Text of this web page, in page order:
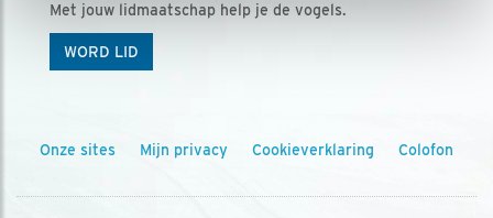
Met jouw lidmaatschap help je de vogels.
WORD LID
Onze sites Mijn privacy Cookieverklaring Colofon